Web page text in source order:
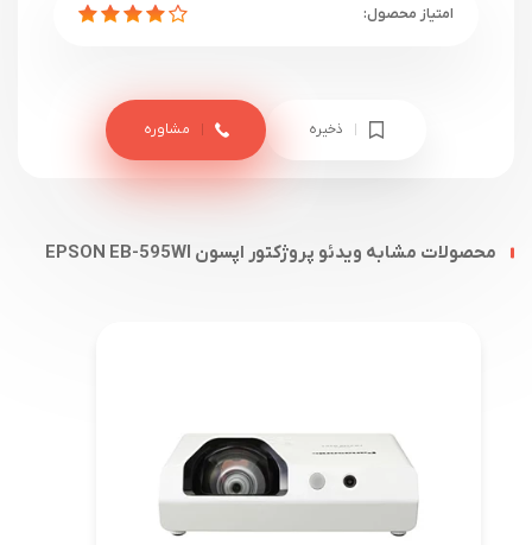
ذخیره مشاوره
محصولات مشابه ویدئو پروژکتور اپسون EPSON EB-595WI